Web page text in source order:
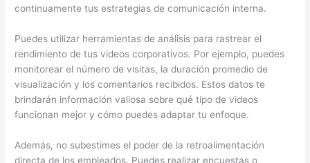
continuamente tus estrategias de comunicación interna.
Puedes utilizar herramientas de análisis para rastrear el
rendimiento de tus videos corporativos. Por ejemplo, puedes
monitorear el número de visitas, la duración promedio de
visualización y los comentarios recibidos. Estos datos te
brindarán información valiosa sobre qué tipo de videos
funcionan mejor y cómo puedes adaptar tu enfoque.
Además, no subestimes el poder de la retroalimentación
directa de los empleados. Puedes realizar encuestas o